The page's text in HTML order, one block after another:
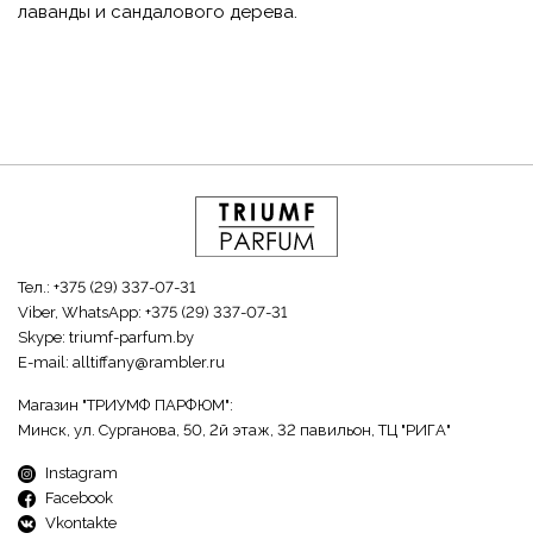
лаванды и сандалового дерева.
Тел.: +375 (29) 337-07-31
Viber, WhatsApp: +375 (29) 337-07-31
Skype: triumf-parfum.by
E-mail: alltiffany@rambler.ru
Магазин "ТРИУМФ ПАРФЮМ":
Минск, ул. Сурганова, 50, 2й этаж, 32 павильон, ТЦ "РИГА"
Instagram
Facebook
Vkontakte